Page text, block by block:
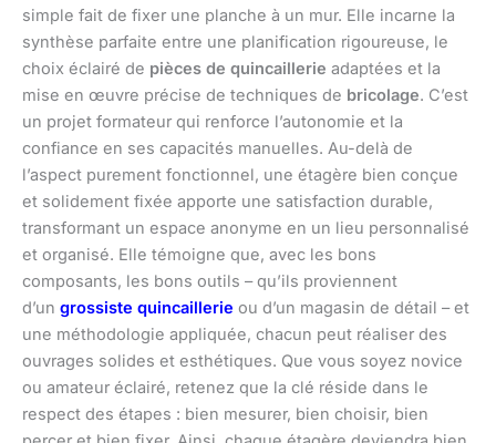
simple fait de fixer une planche à un mur. Elle incarne la
synthèse parfaite entre une planification rigoureuse, le
choix éclairé de pièces de quincaillerie adaptées et la
mise en œuvre précise de techniques de bricolage. C’est
un projet formateur qui renforce l’autonomie et la
confiance en ses capacités manuelles. Au-delà de
l’aspect purement fonctionnel, une étagère bien conçue
et solidement fixée apporte une satisfaction durable,
transformant un espace anonyme en un lieu personnalisé
et organisé. Elle témoigne que, avec les bons
composants, les bons outils – qu’ils proviennent
d’un grossiste quincaillerie ou d’un magasin de détail – et
une méthodologie appliquée, chacun peut réaliser des
ouvrages solides et esthétiques. Que vous soyez novice
ou amateur éclairé, retenez que la clé réside dans le
respect des étapes : bien mesurer, bien choisir, bien